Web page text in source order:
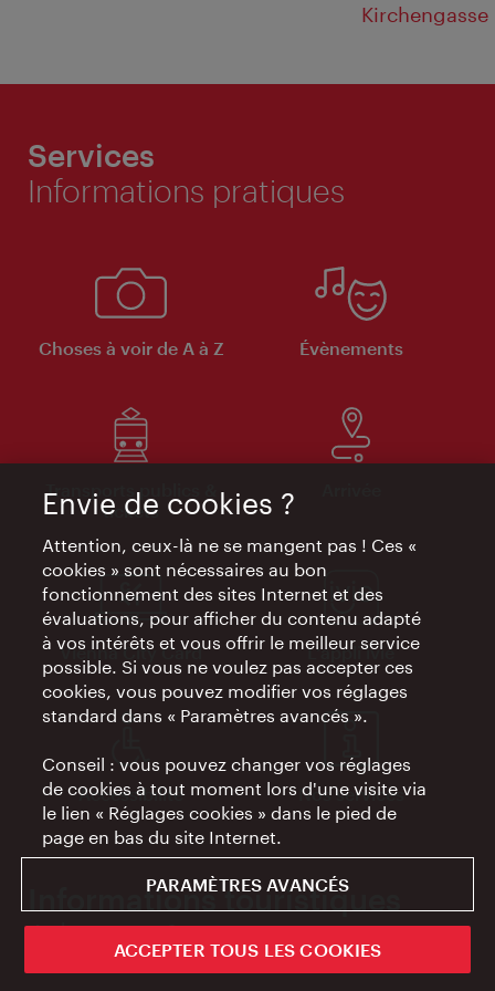
Kirchengasse
Services
Informations pratiques
Choses à voir de A à Z Évènements
Transports publics &
tickets
Vienna City Card L'appli ivie
Accessibilité Nos services
Informations touristiques
Adresses & contact
Envie de cookies ?
Attention, ceux-là ne se mangent pas ! Ces «
cookies » sont nécessaires au bon
fonctionnement des sites Internet et des
évaluations, pour afficher du contenu adapté
à vos intérêts et vous offrir le meilleur service
possible. Si vous ne voulez pas accepter ces
cookies, vous pouvez modifier vos réglages
standard dans « Paramètres avancés ».
Conseil : vous pouvez changer vos réglages
de cookies à tout moment lors d'une visite via
le lien « Réglages cookies » dans le pied de
page en bas du site Internet.
PARAMÈTRES AVANCÉS
ACCEPTER TOUS LES COOKIES